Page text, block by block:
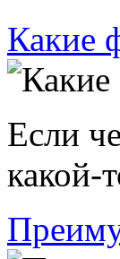
Какие
Если
какой-